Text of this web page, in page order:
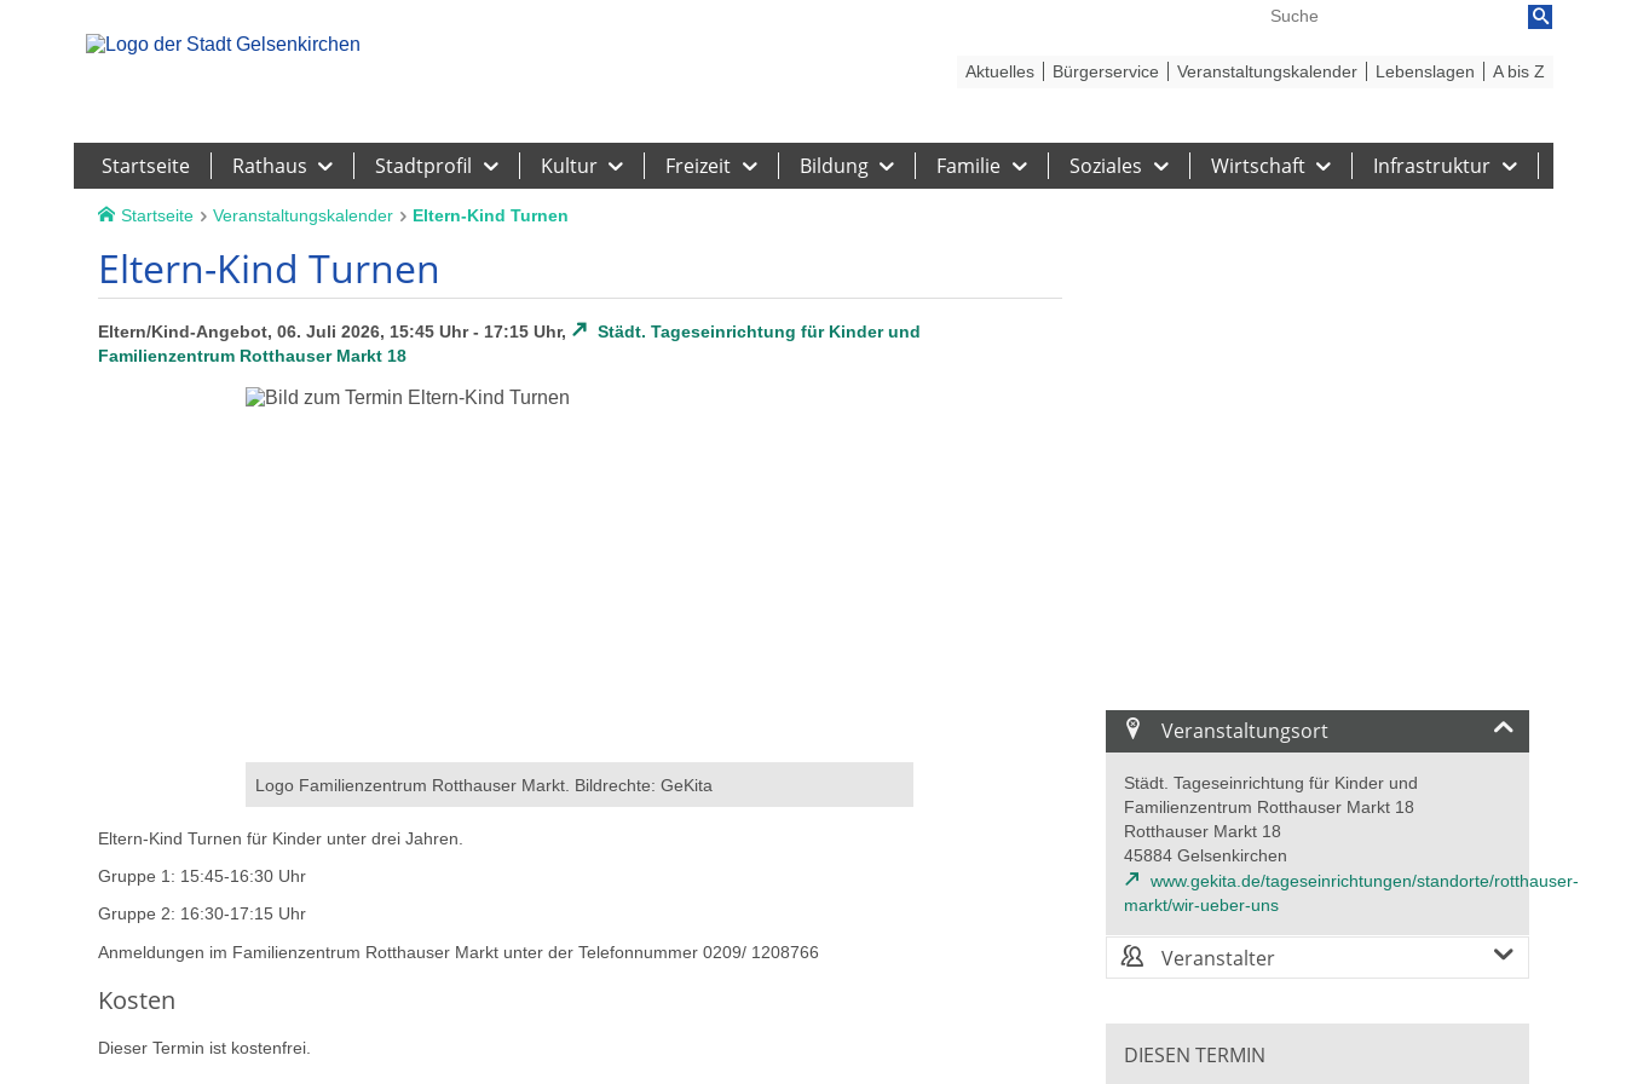
Startseite Rathaus Stadtprofil Kultur Freizeit Bildung Familie Soziales Wirtschaft Infrastruktur
Aktuelles Bürgerservice Veranstaltungskalender Lebenslagen A bis Z
Startseite Veranstaltungskalender Eltern-Kind Turnen
Eltern-Kind Turnen
Eltern/Kind-Angebot, 06. Juli 2026, 15:45 Uhr - 17:15 Uhr,
Städt. Tageseinrichtung für Kinder und
Familienzentrum Rotthauser Markt 18
Logo Familienzentrum Rotthauser Markt. Bildrechte: GeKita
Eltern-Kind Turnen für Kinder unter drei Jahren.
Gruppe 1: 15:45-16:30 Uhr
Gruppe 2: 16:30-17:15 Uhr
Anmeldungen im Familienzentrum Rotthauser Markt unter der Telefonnummer 0209/ 1208766
Kosten
Dieser Termin ist kostenfrei.
Veranstaltungsort
Städt. Tageseinrichtung für Kinder und
Familienzentrum Rotthauser Markt 18
Rotthauser Markt 18
45884 Gelsenkirchen
www.gekita.de/tageseinrichtungen/standorte/rotthauser-
markt/wir-ueber-uns
Veranstalter
DIESEN TERMIN